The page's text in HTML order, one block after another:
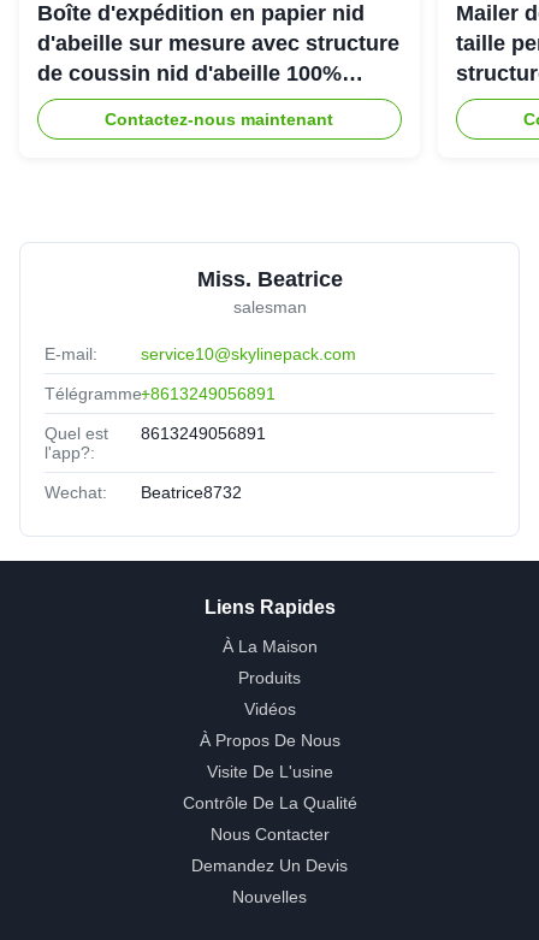
Boîte d'expédition en papier nid
d'abeille sur mesure avec structure
de coussin nid d'abeille 100%
recyclable pour emballage de
protection écologique
Contactez-nous maintenant
Mailer
taille
une
Miss. Beatrice
salesman
E-mail: service10@skylinepack.com
Télégramme:+8613249056891
Quel est
l'app?:
8613249056891
Wechat: Beatrice8732
Liens Rapides
À La Maison
Produits
Vidéos
À Propos De Nous
Visite De L'usine
Contrôle De La Qualité
Nous Contacter
Demandez Un Devis
Nouvelles